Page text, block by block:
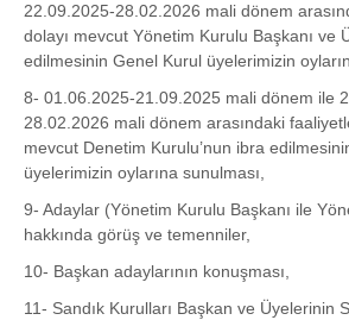
22.09.2025-28.02.2026 mali dönem
dolayı mevcut Yönetim Kurulu Başkanı ve
edilmesinin Genel Kurul üyelerimizin
8- 01.06.2025-21.09.2025 mali dönem ile
28.02.2026 mali dönem arasındaki
mevcut Denetim Kurulu’nun ibra
üyelerimizin oylarına sunulması,
9- Adaylar (Yönetim Kurulu Başkanı ile
hakkında görüş ve temenniler,
10- Başkan adaylarının konuşması,
11- Sandık Kurulları Başkan ve Üyelerinin